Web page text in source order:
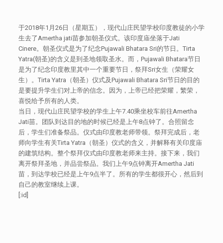
于2018年1月26日（星期五），现代山庄民望学校印度教徒的小学
生去了Amertha jati苗参加朝圣仪式。该印度庙坐落于Jati
Cinere。朝圣仪式是为了纪念Pujawali Bhatara Sri的节日。Tirta
Yatra(朝圣)的含义是到圣地领取圣水。而，Pujawali Bhatara节日
是为了纪念印度教里其中一个重要节日，祭拜Sri女生（荣耀女
生）。Tirta Yatra（朝圣）仪式及Pujawali Bhatara Sri节日的目的
是要提升学生们对上帝的信念。因为，上帝已经把荣耀，繁荣，
喜悦给予所有的人类。
当日，现代山庄民望学校的学生上午7.40乘坐校车前往Amertha
Jati苗。团队到达目的地的时候已经是上午8点钟了。合照留念
后，学生们准备祭品。仪式由印度教老师带领。祭拜完成后，老
师向学生有关Tirta Yatra（朝圣）仪式的含义，并解释有关印度庙
的建筑结构。整个祭拜仪式由印度教老师来主持。接下来，我们
离开祭拜圣地，并品尝祭品。我们上午9点钟离开Amertha Jati
苗，到达学校已经是上午9点半了。所有的学生都很开心，然后到
自己的教室继续上课。
[:id]